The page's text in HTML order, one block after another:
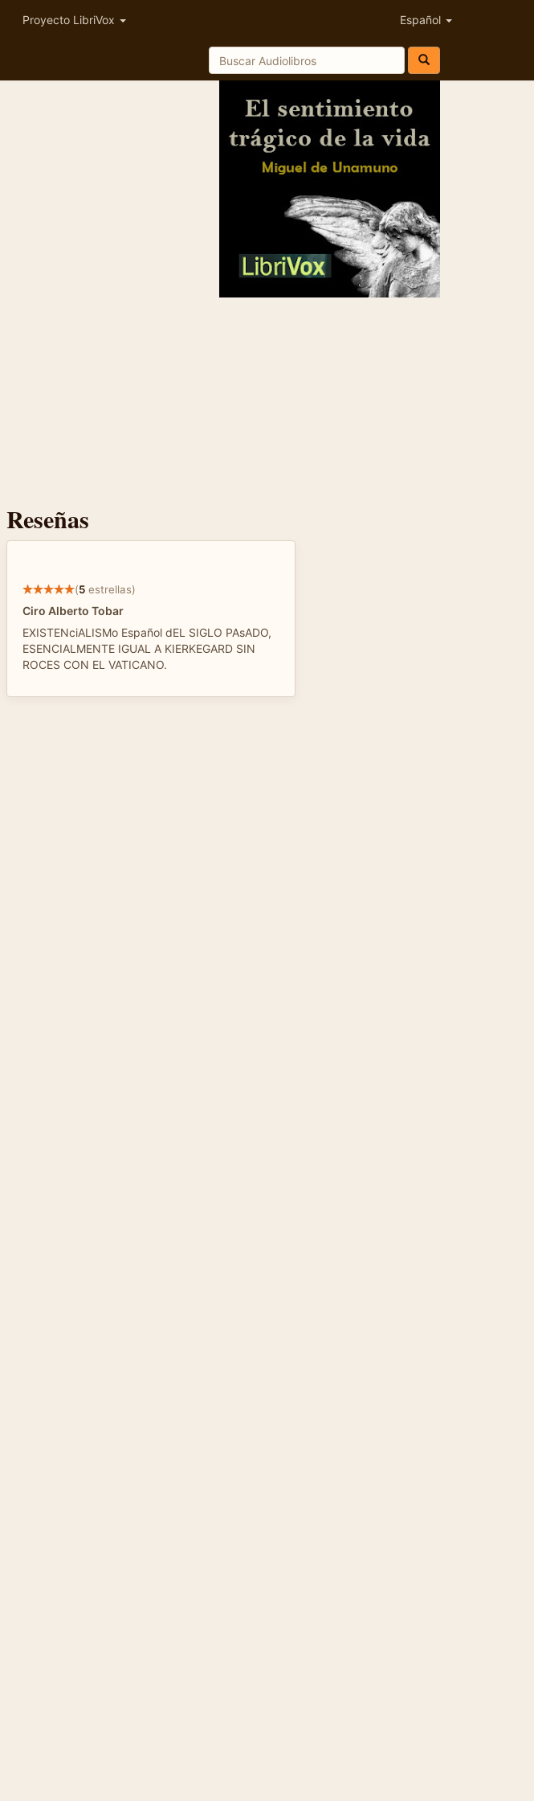
Proyecto LibriVox Español
Reseñas
(5 estrellas)
Ciro Alberto Tobar
EXISTENciALISMo Español dEL SIGLO PAsADO,
ESENCIALMENTE IGUAL A KIERKEGARD SIN
ROCES CON EL VATICANO.